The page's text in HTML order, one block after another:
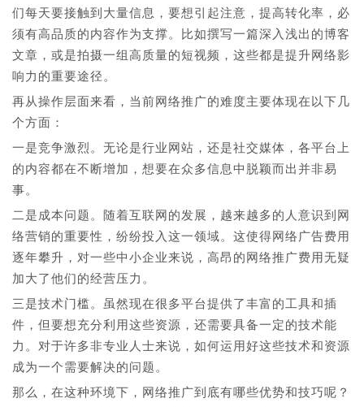
们每天要接触到大量信息，要想引起注意，提高转化率，必
须有高品质的内容作为支撑。比如撰写一篇深入浅出的博客
文章，或是拍摄一组高质量的短视频，这些都是提升网络影
响力的重要途径。
再从操作层面来看，当前网络推广的难度主要体现在以下几
个方面：
一是竞争激烈。无论是行业网站，还是社交媒体，各平台上
的内容都在不断增加，想要在众多信息中脱颖而出并非易
事。
二是成本问题。随着互联网的发展，越来越多的人意识到网
络营销的重要性，纷纷投入这一领域。这使得网络广告费用
逐年攀升，对一些中小企业来说，高昂的网络推广费用无疑
加大了他们的经营压力。
三是技术门槛。虽然现在很多平台提供了丰富的工具和插
件，但要想充分利用这些资源，还需要具备一定的技术能
力。对于许多非专业人士来说，如何运用好这些技术和资源
成为一个需要解决的问题。
那么，在这种环境下，网络推广到底有哪些优势和技巧呢？